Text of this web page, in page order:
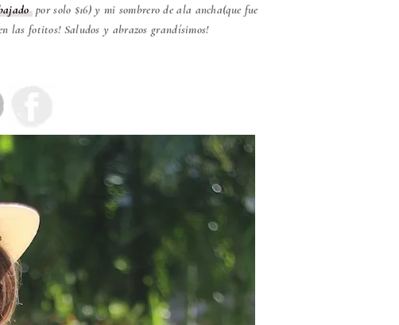
por solo $16) y mi sombrero de ala ancha(que fue
las fotitos! Saludos y abrazos grandísimos!